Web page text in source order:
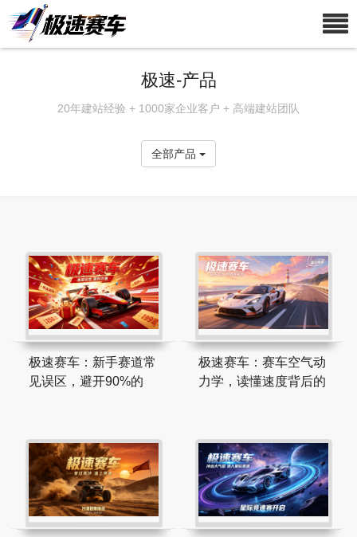
极速-产品
20年建站经验 + 1000家企业客户 + 高端建站团队
全部产品
极速赛车：新手赛道常
见误区，避开90%的
极速赛车：赛车空气动
力学，读懂速度背后的